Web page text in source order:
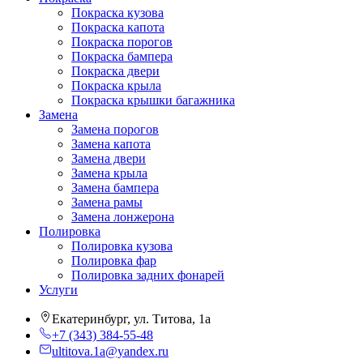
Покраска кузова
Покраска капота
Покраска порогов
Покраска бампера
Покраска двери
Покраска крыла
Покраска крышки багажника
Замена
Замена порогов
Замена капота
Замена двери
Замена крыла
Замена бампера
Замена рамы
Замена лонжерона
Полировка
Полировка кузова
Полировка фар
Полировка задних фонарей
Услуги
Екатеринбург, ул. Титова, 1а
+7 (343) 384-55-48
ultitova.1a@yandex.ru